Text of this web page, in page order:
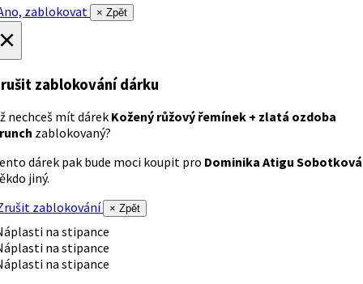
zablokovat
× Zpět
zablokování dárku
nechceš mít dárek Kožený růžový řemínek + zlatá ozdoba
zablokovaný?
dárek pak bude moci koupit pro Dominika Atigu Sobotková
jiný.
zablokování
× Zpět